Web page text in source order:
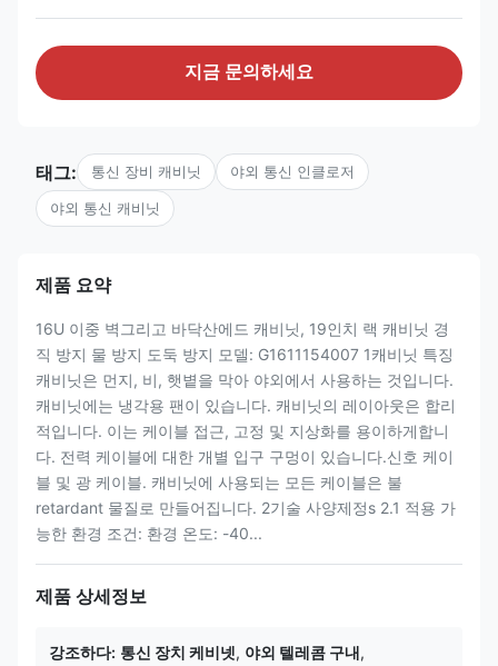
지금 문의하세요
태그: 통신 장비 캐비닛 야외 통신 인클로저
야외 통신 캐비닛
제품 요약
16U 이중 벽그리고 바닥산에드 캐비닛, 19인치 랙 캐비닛 경
직 방지 물 방지 도둑 방지 모델: G1611154007 1캐비닛 특징
캐비닛은 먼지, 비, 햇볕을 막아 야외에서 사용하는 것입니다.
캐비닛에는 냉각용 팬이 있습니다. 캐비닛의 레이아웃은 합리
적입니다. 이는 케이블 접근, 고정 및 지상화를 용이하게합니
다. 전력 케이블에 대한 개별 입구 구멍이 있습니다.신호 케이
블 및 광 케이블. 캐비닛에 사용되는 모든 케이블은 불
retardant 물질로 만들어집니다. 2기술 사양제정s 2.1 적용 가
능한 환경 조건: 환경 온도: -40...
제품 상세정보
강조하다: 통신 장치 케비넷, 야외 텔레콤 구내,